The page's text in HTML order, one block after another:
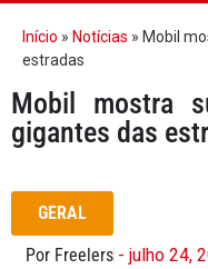
Início » Notícias » Mobil
estradas
Mobil mostra
gigantes das
GERAL
Por Freelers - julho 24,